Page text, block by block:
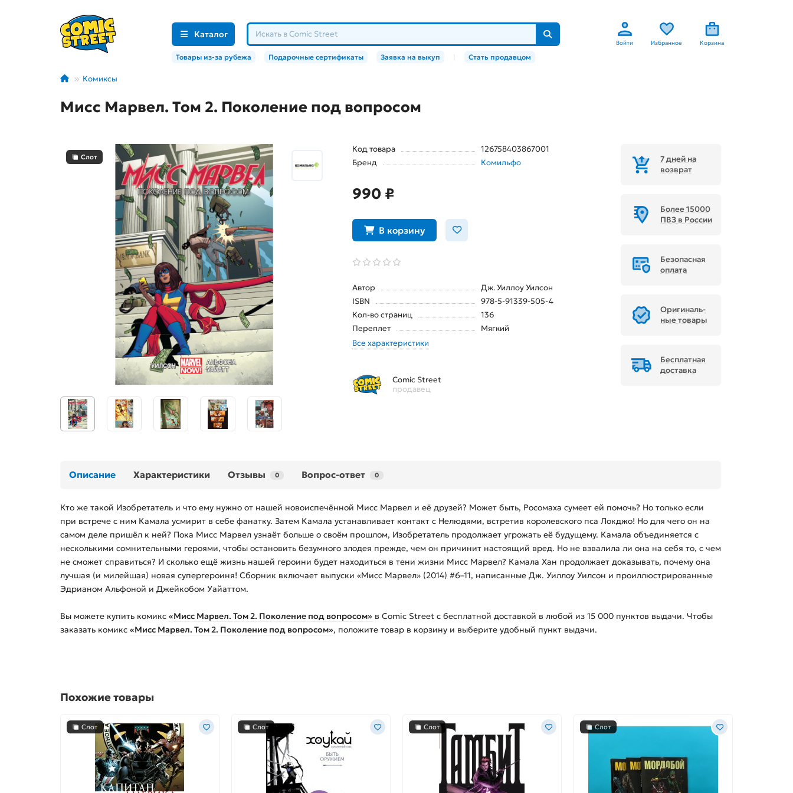
Каталог
Войти Избранное Корзина
Товары из-за рубежа Подарочные сертификаты Заявка на выкуп Стать продавцом
Комиксы
Мисс Марвел. Том 2. Поколение под вопросом
Слот
Код товара
126758403867001
Бренд
Комильфо
990 ₽
В корзину
Автор
Дж. Уиллоу Уилсон
ISBN
978-5-91339-505-4
Кол-во страниц
136
Переплет
Мягкий
Все характеристики
Comic Street
продавец
7 дней на
возврат
Более 15000
ПВЗ в России
Безопасная
оплата
Ори­ги­наль­
ные товары
Бесплатная
доставка
Описание Характеристики Отзывы 0 Вопрос-ответ 0
Кто же такой Изобретатель и что ему нужно от нашей новоиспечённой Мисс Марвел и её друзей? Может быть, Росомаха сумеет ей помочь? Но только если
при встрече с ним Камала усмирит в себе фанатку. Затем Камала устанавливает контакт с Нелюдями, встретив королевского пса Локджо! Но для чего он на
самом деле пришёл к ней? Пока Мисс Марвел узнаёт больше о своём прошлом, Изобретатель продолжает угрожать её будущему. Камала объединяется с
несколькими сомнительными героями, чтобы остановить безумного злодея прежде, чем он причинит настоящий вред. Но не взвалила ли она на себя то, с чем
не сможет справиться? И сколько ещё жизнь нашей героини будет находиться в тени жизни Мисс Марвел? Камала Хан продолжает доказывать, почему она
лучшая (и милейшая) новая супергероиня! Сборник включает выпуски «Мисс Марвел» (2014) #6–11, написанные Дж. Уиллоу Уилсон и проиллюстрированные
Эдрианом Альфоной и Джейкобом Уайаттом.
Вы можете купить комикс «Мисс Марвел. Том 2. Поколение под вопросом» в Comic Street с бесплатной доставкой в любой из 15 000 пунктов выдачи. Чтобы
заказать комикс «Мисс Марвел. Том 2. Поколение под вопросом», положите товар в корзину и выберите удобный пункт выдачи.
Похожие товары
Слот Слот Слот Слот